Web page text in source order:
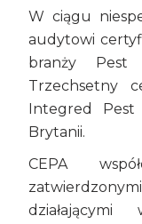
W ciągu
audytowi
branży Pest
Trzechsetny
Integred
Brytanii.
CEPA